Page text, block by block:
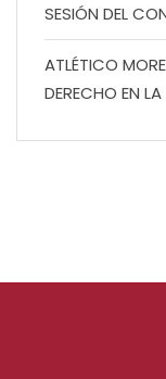
SESIÓN DEL
ATLÉTICO
DERECHO EN